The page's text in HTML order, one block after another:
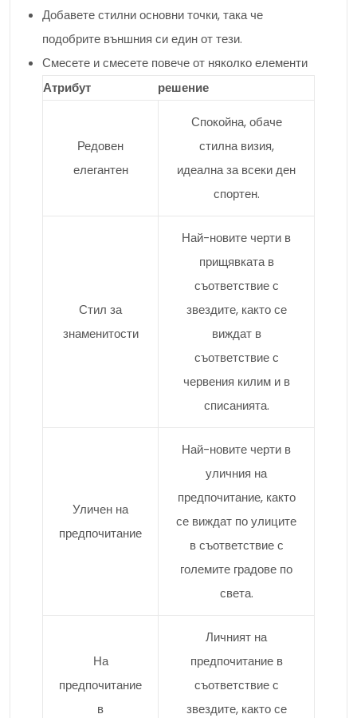
Добавете стилни основни точки, така че
подобрите външния си един от тези.
Смесете и смесете повече от няколко елементи
Атрибут
решение
Редовен
елегантен
Спокойна, обаче
стилна визия,
идеална за всеки ден
спортен.
Стил за
знаменитости
Най-новите черти в
прищявката в
съответствие с
звездите, както се
виждат в
съответствие с
червения килим и в
списанията.
Уличен на
предпочитание
Най-новите черти в
уличния на
предпочитание, както
се виждат по улиците
в съответствие с
големите градове по
света.
На
предпочитание
в
Личният на
предпочитание в
съответствие с
звездите, както се